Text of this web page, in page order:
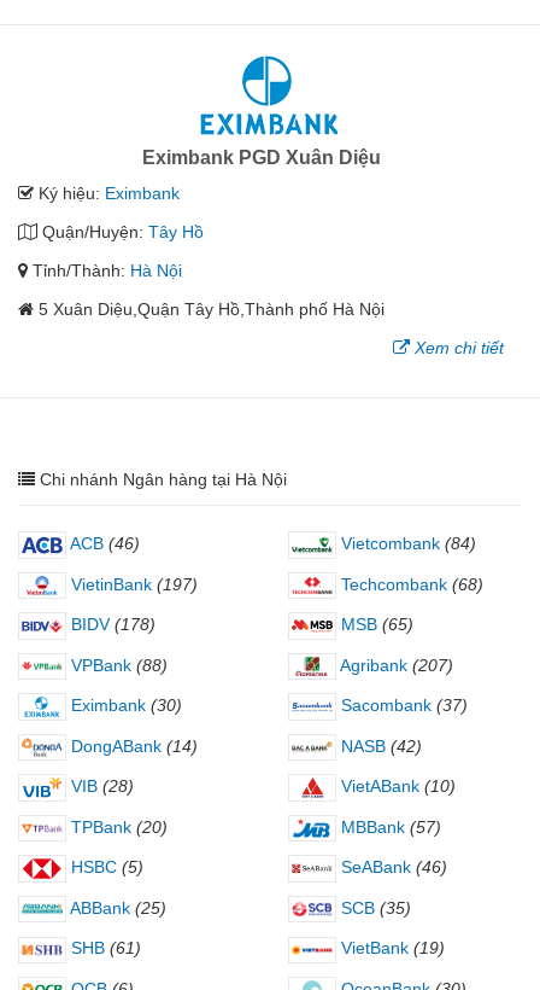
Eximbank PGD Xuân Diệu
Ký hiệu: Eximbank
Quận/Huyện: Tây Hồ
Tỉnh/Thành: Hà Nội
5 Xuân Diệu,Quận Tây Hồ,Thành phố Hà Nội
Xem chi tiết
Chi nhánh Ngân hàng tại Hà Nội
ACB (46) Vietcombank (84)
VietinBank (197) Techcombank (68)
BIDV (178) MSB (65)
VPBank (88) Agribank (207)
Eximbank (30) Sacombank (37)
DongABank (14) NASB (42)
VIB (28) VietABank (10)
TPBank (20) MBBank (57)
HSBC (5) SeABank (46)
ABBank (25) SCB (35)
SHB (61) VietBank (19)